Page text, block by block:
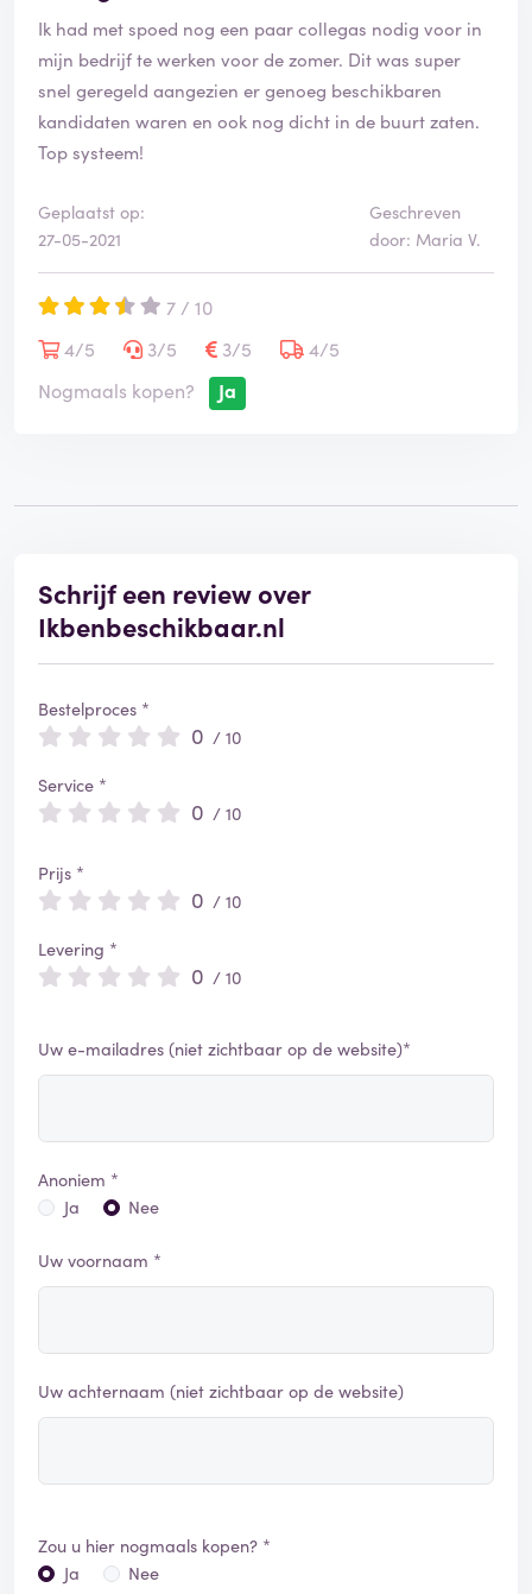
o
o
r
d
e
s
v
e
r
e
Ik had met spoed nog een paar collegas nodig voor in
mijn bedrijf te werken voor de zomer. Dit was super
snel geregeld aangezien er genoeg beschikbaren
kandidaten waren en ook nog dicht in de buurt zaten.
Top systeem!
Geplaatst op:
27-05-2021
Geschreven
door: Maria V.
7 / 10
4/5
3/5 3/5
4/5
Nogmaals kopen?
Ja
Schrijf een review over
Ikbenbeschikbaar.nl
Bestelproces *
0 / 10
Service *
0 / 10
Prijs *
0 / 10
Levering *
0 / 10
Uw e-mailadres (niet zichtbaar op de website)*
Anoniem *
Ja
Nee
Uw voornaam *
Uw achternaam (niet zichtbaar op de website)
Zou u hier nogmaals kopen? *
Ja
Nee